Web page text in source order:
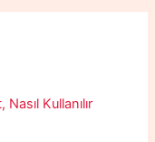
Kullanılır